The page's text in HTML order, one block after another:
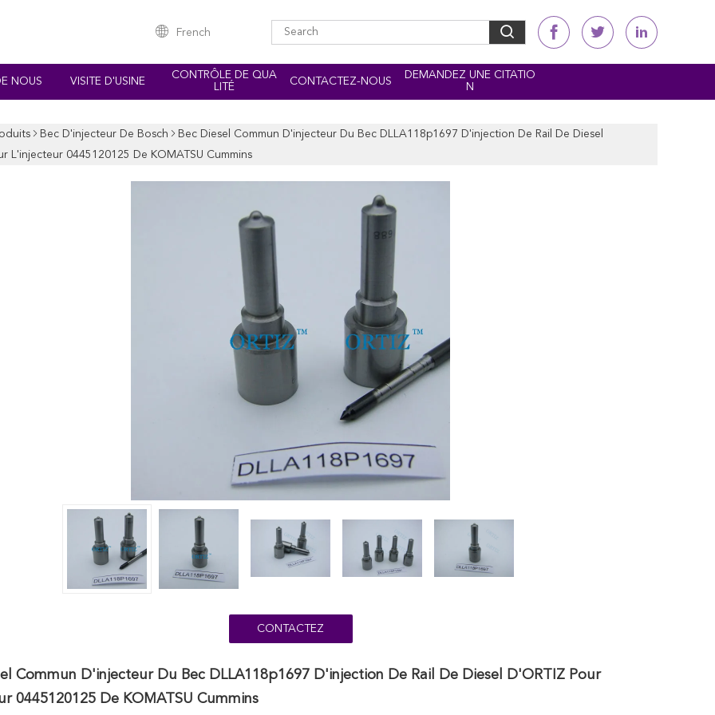
French
NOUS VISITE D'USINE
CONTRÔLE DE QUA
LITÉ
CONTACTEZ-NOUS
DEMANDEZ UNE CITATIO
N
Bec D'injecteur De Bosch
Bec Diesel Commun D'injecteur Du Bec DLLA118p1697 D'injection De Rail De Diesel
L'injecteur 0445120125 De KOMATSU Cummins
CONTACTEZ
Commun D'injecteur Du Bec DLLA118p1697 D'injection De Rail De Diesel D'ORTIZ Pour
0445120125 De KOMATSU Cummins